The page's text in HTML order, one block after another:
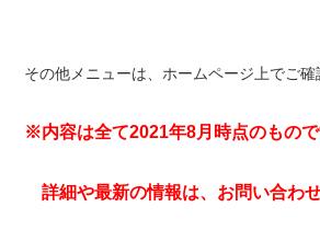
その他メニューは、ホームページ上でご確
※内容は全て2021年8月時点のもので
詳細や最新の情報は、お問い合わせ